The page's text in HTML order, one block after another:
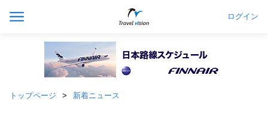
ログイン
トップページ 新着ニュース